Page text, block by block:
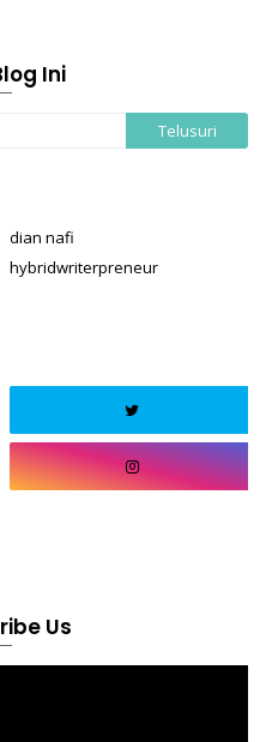
Ini
dian nafi
hybridwriterpreneur
Us